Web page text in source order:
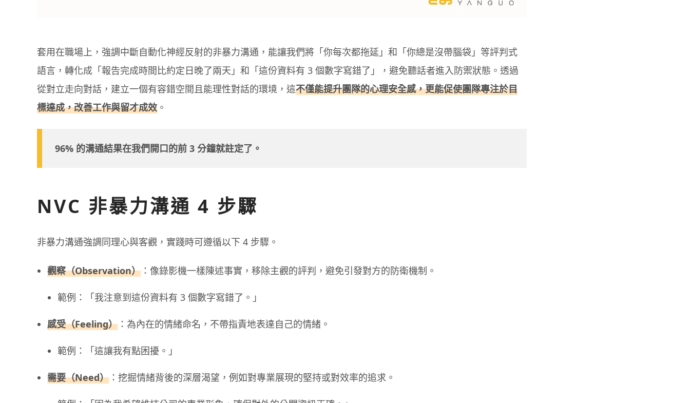
套用在職場上，強調中斷自動化神經反射的非暴力溝通，能讓我們將「你每次都拖延」和「你總是沒帶腦袋」等評判式
語言，轉化成「報告完成時間比約定日晚了兩天」和「這份資料有 3 個數字寫錯了」，避免聽話者進入防禦狀態。透過
從對立走向對話，建立一個有容錯空間且能理性對話的環境，這不僅能提升團隊的心理安全感，更能促使團隊專注於目
標達成，改善工作與留才成效 。
96% 的溝通結果在我們開口的前 3 分鐘就註定了。
NVC 非暴力溝通 4 步驟
非暴力溝通強調同理心與客觀，實踐時可遵循以下 4 步驟。
觀察（Observation） ：像錄影機一樣陳述事實，移除主觀的評判，避免引發對方的防衛機制。
範例：「我注意到這份資料有 3 個數字寫錯了。」
感受（Feeling） ：為內在的情緒命名，不帶指責地表達自己的情緒。
範例：「這讓我有點困擾。」
需要（Need） ：挖掘情緒背後的深層渴望，例如對專業展現的堅持或對效率的追求。